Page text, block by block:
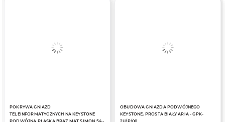
POKRYWA GNIAZD
TELEINFORMATYCZNYCH NA KEYSTONE
PODWÓJNA PŁASKA BRĄZ MAT SIMON 54 -
OBUDOWA GNIAZDA PODWÓJNEGO
KEYSTONE, PROSTA BIAŁY ARIA - GPK-
2U/P/00